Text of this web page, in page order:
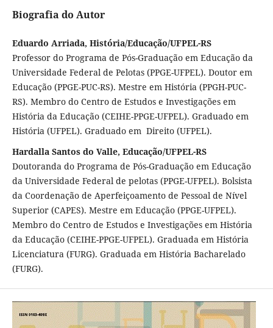
Biografia do Autor
Eduardo Arriada, História/Educação/UFPEL-RS
Professor do Programa de Pós-Graduação em Educação da
Universidade Federal de Pelotas (PPGE-UFPEL). Doutor em
Educação (PPGE-PUC-RS). Mestre em História (PPGH-PUC-
RS). Membro do Centro de Estudos e Investigações em
História da Educação (CEIHE-PPGE-UFPEL). Graduado em
História (UFPEL). Graduado em Direito (UFPEL).
Hardalla Santos do Valle, Educação/UFPEL-RS
Doutoranda do Programa de Pós-Graduação em Educação
da Universidade Federal de pelotas (PPGE-UFPEL). Bolsista
da Coordenação de Aperfeiçoamento de Pessoal de Nível
Superior (CAPES). Mestre em Educação (PPGE-UFPEL).
Membro do Centro de Estudos e Investigações em História
da Educação (CEIHE-PPGE-UFPEL). Graduada em História
Licenciatura (FURG). Graduada em História Bacharelado
(FURG).